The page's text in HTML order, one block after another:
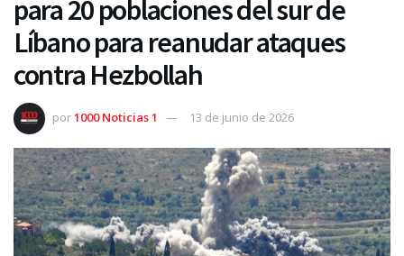
para 20 poblaciones del sur de
Líbano para reanudar ataques
contra Hezbollah
por1000 Noticias 1 13 de junio de 2026